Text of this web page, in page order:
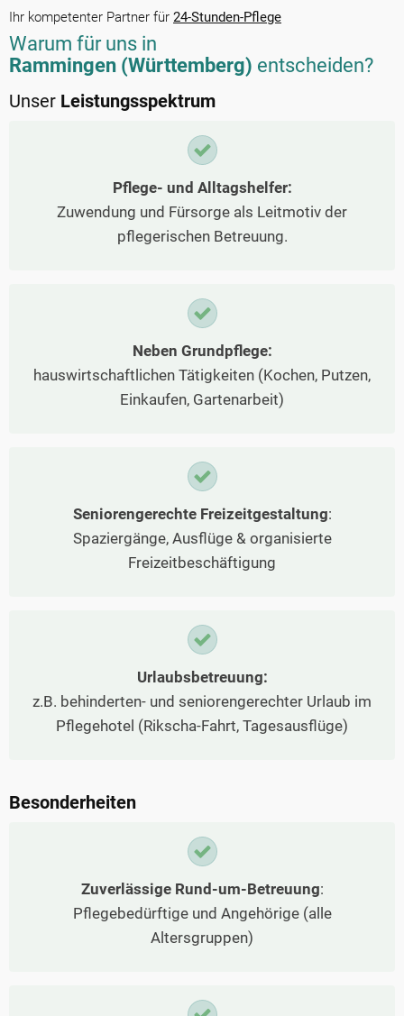
Ihr kompetenter Partner für 24-Stunden-Pflege
Warum für uns in
Rammingen (Württemberg) entscheiden?
Unser Leistungsspektrum
Pflege- und Alltagshelfer:
Zuwendung und Fürsorge als Leitmotiv der
pflegerischen Betreuung.
Neben Grundpflege:
hauswirtschaftlichen Tätigkeiten (Kochen, Putzen,
Einkaufen, Gartenarbeit)
Seniorengerechte Freizeitgestaltung:
Spaziergänge, Ausflüge & organisierte
Freizeitbeschäftigung
Urlaubsbetreuung:
z.B. behinderten- und seniorengerechter Urlaub im
Pflegehotel (Rikscha-Fahrt, Tagesausflüge)
Besonderheiten
Zuverlässige Rund-um-Betreuung:
Pflegebedürftige und Angehörige (alle
Altersgruppen)